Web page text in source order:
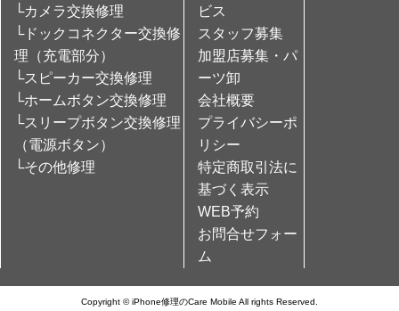
└カメラ交換修理
└ドックコネクター交換修
理（充電部分）
└スピーカー交換修理
└ホームボタン交換修理
└スリープボタン交換修理
（電源ボタン）
└その他修理
ビス
スタッフ募集
加盟店募集・パ
ーツ卸
会社概要
プライバシーポ
リシー
特定商取引法に
基づく表示
WEB予約
お問合せフォー
ム
Copyright © iPhone修理のCare Mobile All rights Reserved.